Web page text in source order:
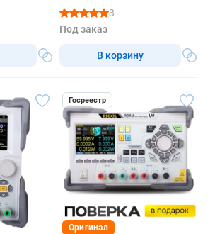
3
Под заказ
В корзину
Госреестр
Оригинал